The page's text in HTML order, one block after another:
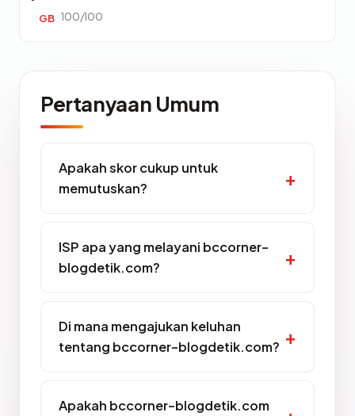
GB 100/100
Pertanyaan Umum
Apakah skor cukup untuk
memutuskan?
ISP apa yang melayani bccorner-
blogdetik.com?
Di mana mengajukan keluhan
tentang bccorner-blogdetik.com?
Apakah bccorner-blogdetik.com